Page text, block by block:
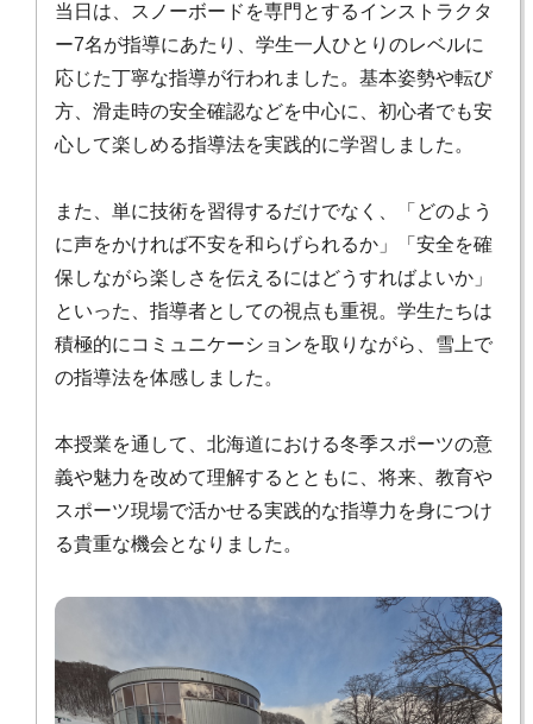
当日は、スノーボードを専門とするインストラクタ
ー7名が指導にあたり、学生一人ひとりのレベルに
応じた丁寧な指導が行われました。基本姿勢や転び
方、滑走時の安全確認などを中心に、初心者でも安
心して楽しめる指導法を実践的に学習しました。
また、単に技術を習得するだけでなく、「どのよう
に声をかければ不安を和らげられるか」「安全を確
保しながら楽しさを伝えるにはどうすればよいか」
といった、指導者としての視点も重視。学生たちは
積極的にコミュニケーションを取りながら、雪上で
の指導法を体感しました。
本授業を通して、北海道における冬季スポーツの意
義や魅力を改めて理解するとともに、将来、教育や
スポーツ現場で活かせる実践的な指導力を身につけ
る貴重な機会となりました。